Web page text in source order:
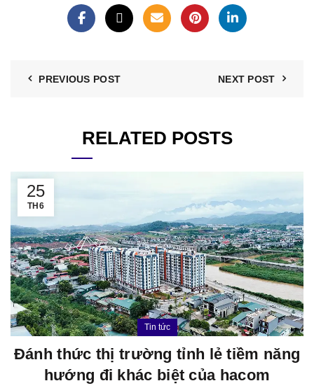
PREVIOUS POST NEXT POST
RELATED POSTS
25
TH6
Tin tức
Đánh thức thị trường tỉnh lẻ tiềm năng
hướng đi khác biệt của hacom